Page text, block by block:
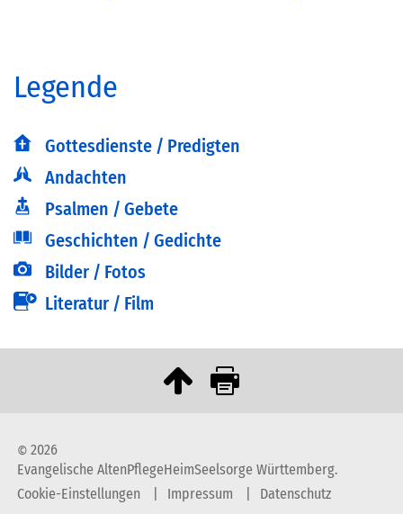
Legende
Gottesdienste / Predigten
Andachten
Psalmen / Gebete
Geschichten / Gedichte
Bilder / Fotos
Literatur / Film
© 2026
Evangelische AltenPflegeHeimSeelsorge Württemberg.
Cookie-Einstellungen
Impressum Datenschutz